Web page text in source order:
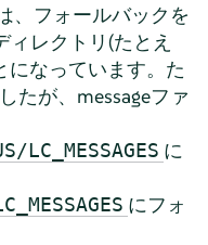
、フォールバックを
レクトリ(たとえ
になっています。た
たが、messageファ
に
にフォ